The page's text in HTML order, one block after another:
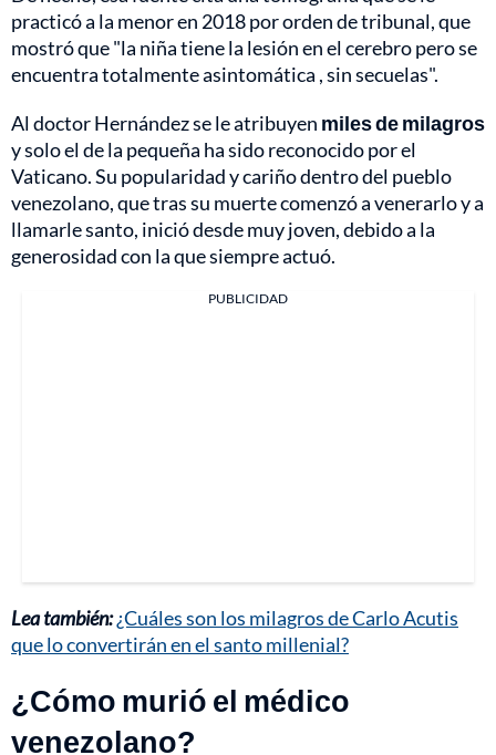
practicó a la menor en 2018 por orden de tribunal, que
mostró que "la niña tiene la lesión en el cerebro pero se
encuentra totalmente asintomática , sin secuelas".
Al doctor Hernández se le atribuyen miles de milagros
y solo el de la pequeña ha sido reconocido por el
Vaticano. Su popularidad y cariño dentro del pueblo
venezolano, que tras su muerte comenzó a venerarlo y a
llamarle santo, inició desde muy joven, debido a la
generosidad con la que siempre actuó.
PUBLICIDAD
Lea también:¿Cuáles son los milagros de Carlo Acutis
que lo convertirán en el santo millenial?
¿Cómo murió el médico
venezolano?